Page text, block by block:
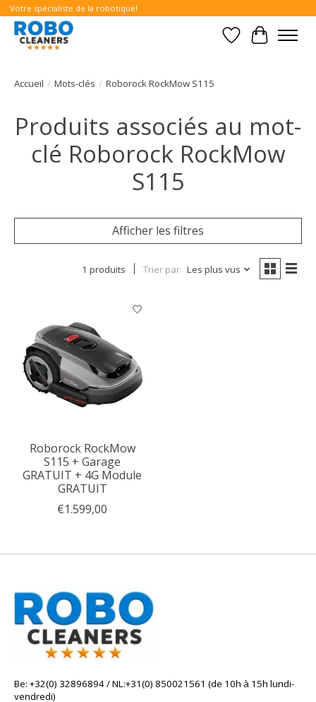
Votre spécialiste de la robotique!
Liste dePanier
Accueil / Mots-clés / Roborock RockMow S115
Produits associés au mot-
clé Roborock RockMow
S115
Afficher les filtres
1 produits Trier par Les plus vus
Roborock RockMow
S115 + Garage
GRATUIT + 4G Module
GRATUIT
€1.599,00
Be: +32(0) 32896894 / NL:+31(0) 850021561 (de 10h à 15h lundi-
vendredi)